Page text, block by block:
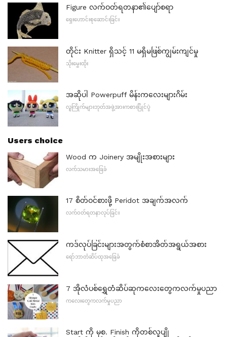
Figure လက်ဝတ်ရတနာ၏ပျော်စရာ
ရှေးဟောင်းစုဆောင်းခြင်း
တိုင်း Knitter ရှိသင့် 11 မရှိမဖြစ်ကျွမ်းကျင်မှု
သိုးမွှေးထိုး
အဆိုပါ Powerpuff မိန်းကလေးများဂိမ်း
လူကြိုက်များဘုတ်အဖွဲ့အားကစားပြိုင်ပွဲ
Users choice
Wood က Joinery အမျိုးအစားများ
လက်သမားအခြေခံ
17 စိတ်ဝင်စားဖို့ Peridot အချက်အလက်
လက်ဝတ်ရတနာလုပ်ခြင်း
ကဒ်လုပ်ခြင်းများအတွက်စံစာအိတ်အရွယ်အစား
ရော်ဘာတံဆိပ်ထုအခြေခံ
7 အိုလံပစ်ရွှေတံဆိပ်ဆုကလေးတွေကလက်မှုပညာ
ကလေးတွေကလက်မှုပညာ
Start ကို မှစ. Finish ကိုတစ်လူပျို